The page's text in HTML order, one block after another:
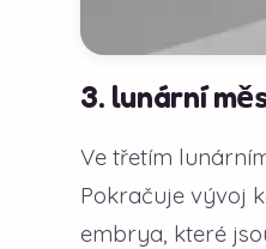
3. lunární
Ve třetím
Pokračuje vývoj
embrya, které